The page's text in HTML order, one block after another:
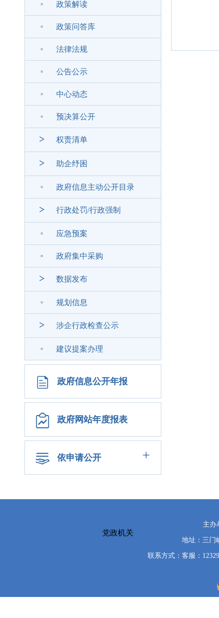
政策解读
政策问答库
法律法规
公告公示
中心动态
预决算公开
> 权责清单
> 助企纾困
政府信息主动公开目录
> 行政处罚/行政强制
应急预案
政府集中采购
> 数据发布
规划信息
> 涉企行政检查公示
建议提案办理
政府信息公开年报
政府网站年度报表
依申请公开 +
党政机关
主办
地址：三门
联系方式：客服：